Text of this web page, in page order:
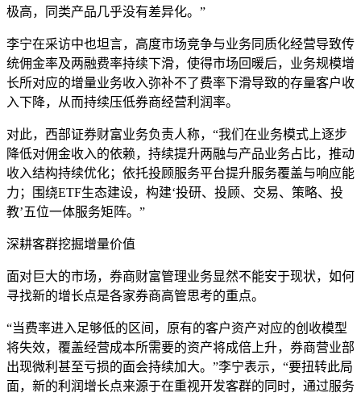
极高，同类产品几乎没有差异化。”
李宁在采访中也坦言，高度市场竞争与业务同质化经营导致传
统佣金率及两融费率持续下滑，使得市场回暖后，业务规模增
长所对应的增量业务收入弥补不了费率下滑导致的存量客户收
入下降，从而持续压低券商经营利润率。
对此，西部证券财富业务负责人称，“我们在业务模式上逐步
降低对佣金收入的依赖，持续提升两融与产品业务占比，推动
收入结构持续优化；依托投顾服务平台提升服务覆盖与响应能
力；围绕ETF生态建设，构建‘投研、投顾、交易、策略、投
教’五位一体服务矩阵。”
深耕客群挖掘增量价值
面对巨大的市场，券商财富管理业务显然不能安于现状，如何
寻找新的增长点是各家券商高管思考的重点。
“当费率进入足够低的区间，原有的客户资产对应的创收模型
将失效，覆盖经营成本所需要的资产将成倍上升，券商营业部
出现微利甚至亏损的面会持续加大。”李宁表示，“要扭转此局
面，新的利润增长点来源于在重视开发客群的同时，通过服务